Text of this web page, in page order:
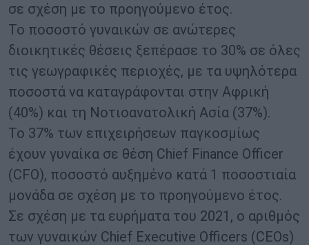
σε σχέση με το προηγούμενο έτος.
Το ποσοστό γυναικών σε ανώτερες
διοικητικές θέσεις ξεπέρασε το 30% σε όλες
τις γεωγραφικές περιοχές, με τα υψηλότερα
ποσοστά να καταγράφονται στην Αφρική
(40%) και τη Νοτιοανατολική Ασία (37%).
Το 37% των επιχειρήσεων παγκοσμίως
έχουν γυναίκα σε θέση Chief Finance Officer
(CFO), ποσοστό αυξημένο κατά 1 ποσοστιαία
μονάδα σε σχέση με το προηγούμενο έτος.
Σε σχέση με τα ευρήματα του 2021, ο αριθμός
των γυναικών Chief Executive Officers (CEOs)